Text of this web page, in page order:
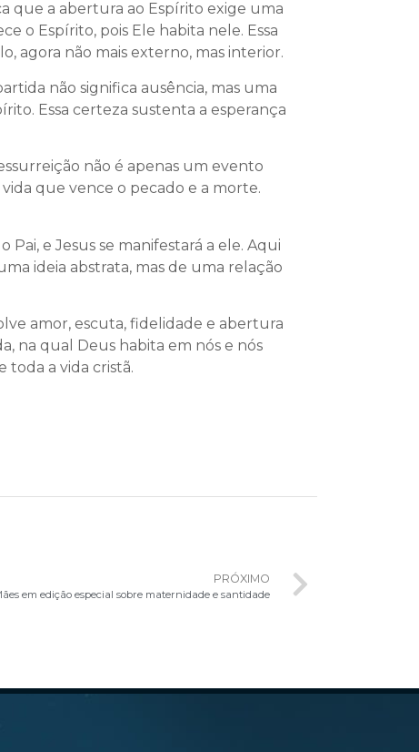
que a abertura ao Espírito exige uma
o Espírito, pois Ele habita nele. Essa
agora não mais externo, mas interior.
não significa ausência, mas uma
Essa certeza sustenta a esperança
não é apenas um evento
que vence o pecado e a morte.
e Jesus se manifestará a ele. Aqui
ideia abstrata, mas de uma relação
amor, escuta, fidelidade e abertura
na qual Deus habita em nós e nós
toda a vida cristã.
PRÓXIMO
em edição especial sobre maternidade e santidade